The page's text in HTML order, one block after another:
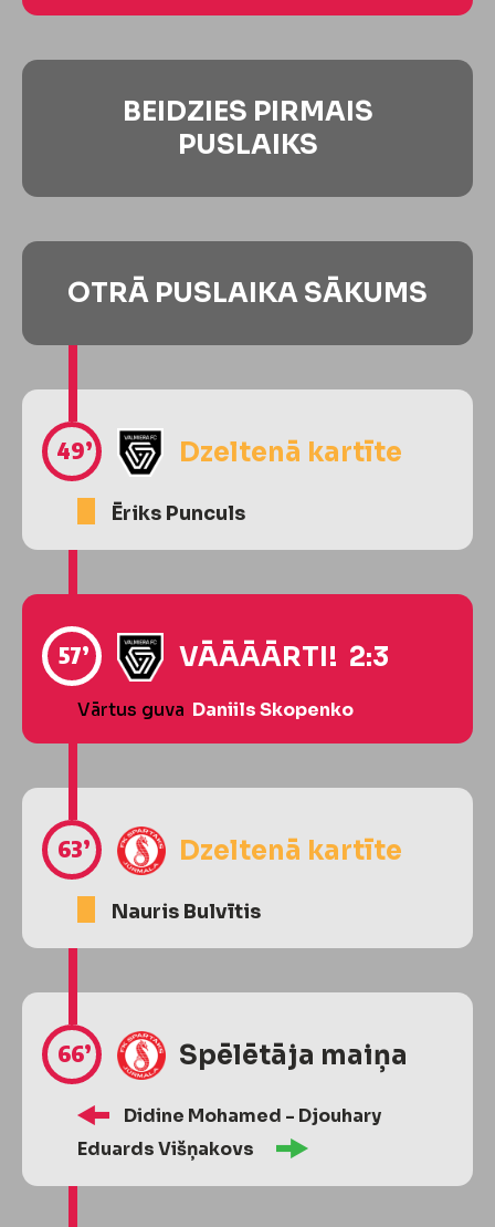
BEIDZIES PIRMAIS
PUSLAIKS
OTRĀ PUSLAIKA SĀKUMS
49’ Dzeltenā kartīte
Ēriks Punculs
57’ VĀĀĀĀRTI! 2:3
Vārtus guva Daniils Skopenko
63’ Dzeltenā kartīte
Nauris Bulvītis
66’ Spēlētāja maiņa
Didine Mohamed - Djouhary
Eduards Višņakovs